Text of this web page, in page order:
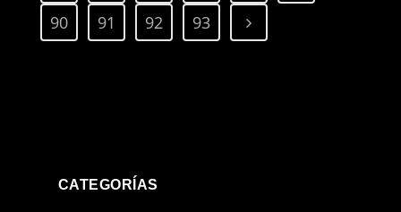
90
91 92 93
CATEGORÍAS